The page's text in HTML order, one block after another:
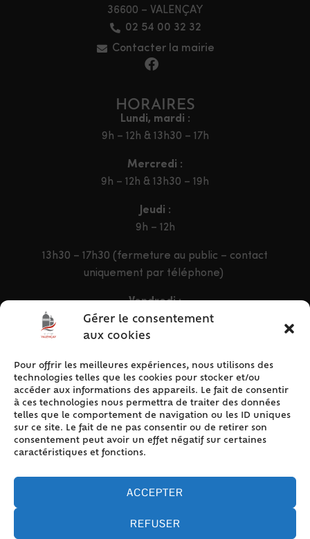
Gérer le consentement
aux cookies
Pour offrir les meilleures expériences, nous utilisons des
technologies telles que les cookies pour stocker et/ou
accéder aux informations des appareils. Le fait de consentir
à ces technologies nous permettra de traiter des données
telles que le comportement de navigation ou les ID uniques
sur ce site. Le fait de ne pas consentir ou de retirer son
consentement peut avoir un effet négatif sur certaines
caractéristiques et fonctions.
ACCEPTER
REFUSER
36600 – VALENÇAY
02 54 00 32 32
Contacter la mairie
HORAIRES
Lundi, mardi :
9h – 12h & 13h30 – 17h
Mercredi :
9h – 12h & 13h30 – 19h
Jeudi :
9h – 12h
13h30 – 17h30 (fermeture au public – contact
uniquement par téléphone)
Vendredi :
9h – 12h & 13h30 – 16h30
ACCÈS RAPIDE
Accueil
Contact
Plan du site
Mentions légales
Politique de cookies (UE)